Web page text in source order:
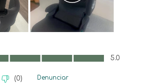
5
5.0
(0) Denunciar